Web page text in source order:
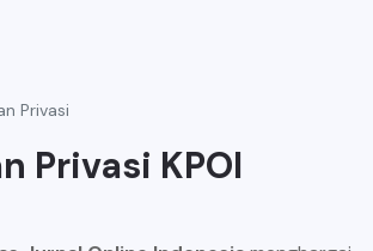
Privasi
Privasi KPOI